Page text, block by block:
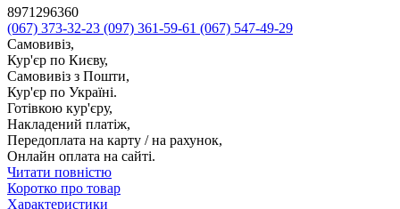
8971296360
(067) 373-32-23 (097) 361-59-61 (067) 547-49-29
Самовивіз,
Кур'єр по Києву,
Самовивіз з Пошти,
Кур'єр по Україні.
Готівкою кур'єру,
Накладений платіж,
Передоплата на карту / на рахунок,
Онлайн оплата на сайті.
Читати повністю
Коротко про товар
Характеристики